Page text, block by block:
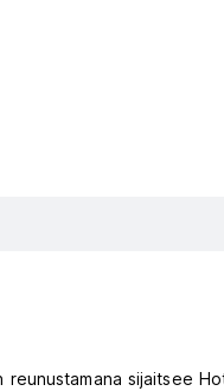
reunustamana sijaitsee